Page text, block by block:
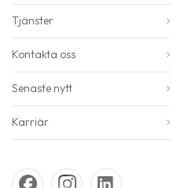
Tjänster
Kontakta oss
Senaste nytt
Karriär